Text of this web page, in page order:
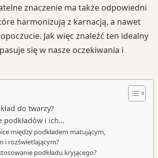
znaczenie ma także odpowiedni
harmonizują z karnacją, a nawet
Jak więc znaleźć ten idealny
się w nasze oczekiwania i
do twarzy?
podkładów i ich…
między podkładem matującym,
i rozświetlającym?
podkładu kryjącego?